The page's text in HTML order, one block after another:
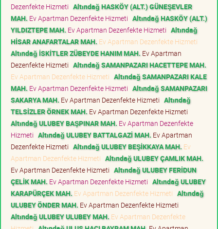
Dezenfekte Hizmeti Altındağ HASKÖY (ALT.) GÜNEŞEVLER
MAH. Ev Apartman Dezenfekte Hizmeti Altındağ HASKÖY (ALT.)
YILDIZTEPE MAH. Ev Apartman Dezenfekte Hizmeti Altındağ
HİSAR ANAFARTALAR MAH. Ev Apartman Dezenfekte Hizmeti
Altındağ İSKİTLER ZÜBEYDE HANIM MAH. Ev Apartman
Dezenfekte Hizmeti Altındağ SAMANPAZARI HACETTEPE MAH.
Ev Apartman Dezenfekte Hizmeti Altındağ SAMANPAZARI KALE
MAH. Ev Apartman Dezenfekte Hizmeti Altındağ SAMANPAZARI
SAKARYA MAH. Ev Apartman Dezenfekte Hizmeti Altındağ
TELSİZLER ÖRNEK MAH. Ev Apartman Dezenfekte Hizmeti
Altındağ ULUBEY BAŞPINAR MAH. Ev Apartman Dezenfekte
Hizmeti Altındağ ULUBEY BATTALGAZİ MAH. Ev Apartman
Dezenfekte Hizmeti Altındağ ULUBEY BEŞİKKAYA MAH. Ev
Apartman Dezenfekte Hizmeti Altındağ ULUBEY ÇAMLIK MAH.
Ev Apartman Dezenfekte Hizmeti Altındağ ULUBEY FERİDUN
ÇELİK MAH. Ev Apartman Dezenfekte Hizmeti Altındağ ULUBEY
KARAPÜRÇEK MAH. Ev Apartman Dezenfekte Hizmeti Altındağ
ULUBEY ÖNDER MAH. Ev Apartman Dezenfekte Hizmeti
Altındağ ULUBEY ULUBEY MAH. Ev Apartman Dezenfekte